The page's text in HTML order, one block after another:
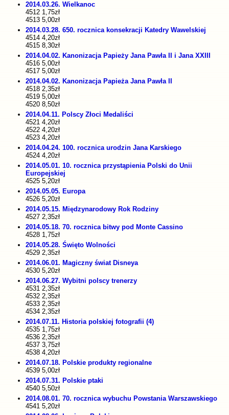
2014.03.26. Wielkanoc
4512 1,75zł
4513 5,00zł
2014.03.28. 650. rocznica konsekracji Katedry Wawelskiej
4514 4,20zł
4515 8,30zł
2014.04.02. Kanonizacja Papieży Jana Pawła II i Jana XXIII
4516 5,00zł
4517 5,00zł
2014.04.02. Kanonizacja Papieża Jana Pawła II
4518 2,35zł
4519 5,00zł
4520 8,50zł
2014.04.11. Polscy Złoci Medaliści
4521 4,20zł
4522 4,20zł
4523 4,20zł
2014.04.24. 100. rocznica urodzin Jana Karskiego
4524 4,20zł
2014.05.01. 10. rocznica przystąpienia Polski do Unii
Europejskiej
4525 5,20zł
2014.05.05. Europa
4526 5,20zł
2014.05.15. Międzynarodowy Rok Rodziny
4527 2,35zł
2014.05.18. 70. rocznica bitwy pod Monte Cassino
4528 1,75zł
2014.05.28. Święto Wolności
4529 2,35zł
2014.06.01. Magiczny świat Disneya
4530 5,20zł
2014.06.27. Wybitni polscy trenerzy
4531 2,35zł
4532 2,35zł
4533 2,35zł
4534 2,35zł
2014.07.11. Historia polskiej fotografii (4)
4535 1,75zł
4536 2,35zł
4537 3,75zł
4538 4,20zł
2014.07.18. Polskie produkty regionalne
4539 5,00zł
2014.07.31. Polskie ptaki
4540 5,50zł
2014.08.01. 70. rocznica wybuchu Powstania Warszawskiego
4541 5,20zł